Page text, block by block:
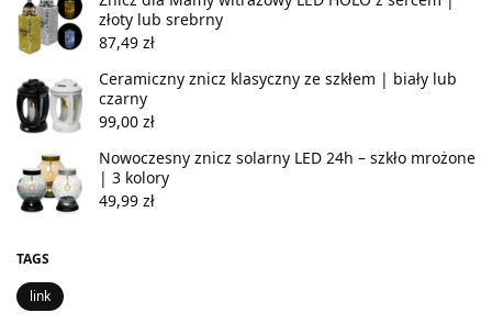
złoty lub srebrny
87,49 zł
Ceramiczny znicz klasyczny ze szkłem | biały lub
czarny
99,00 zł
Nowoczesny znicz solarny LED 24h – szkło mrożone
| 3 kolory
49,99 zł
TAGS
link